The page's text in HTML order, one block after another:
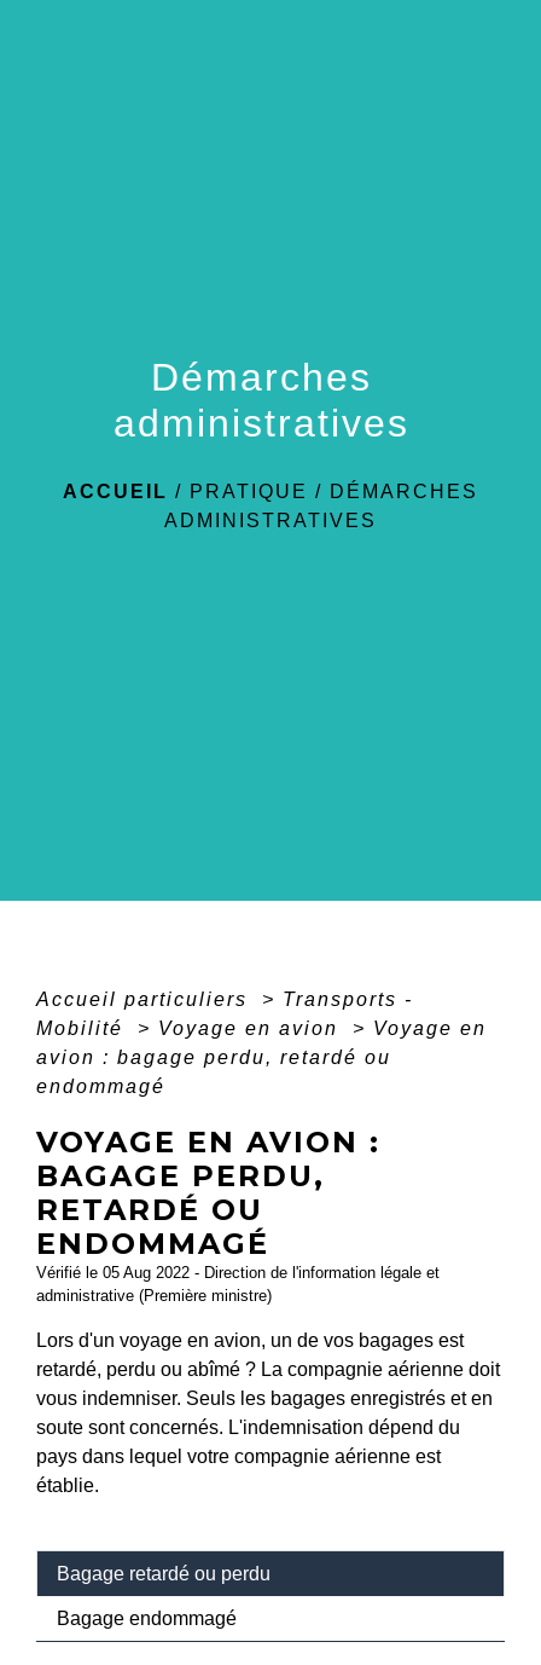
Démarches
administratives
ACCUEIL / PRATIQUE / DÉMARCHES
ADMINISTRATIVES
Accueil particuliers > Transports -
Mobilité
> Voyage en avion > Voyage en
avion : bagage perdu, retardé ou
endommagé
VOYAGE EN AVION :
BAGAGE PERDU,
RETARDÉ OU
ENDOMMAGÉ
Vérifié le 05 Aug 2022 - Direction de l'information légale et
administrative (Première ministre)
Lors d'un voyage en avion, un de vos bagages est
retardé, perdu ou abîmé ? La compagnie aérienne doit
vous indemniser. Seuls les bagages enregistrés et en
soute sont concernés. L'indemnisation dépend du
pays dans lequel votre compagnie aérienne est
établie.
Bagage retardé ou perdu
Bagage endommagé